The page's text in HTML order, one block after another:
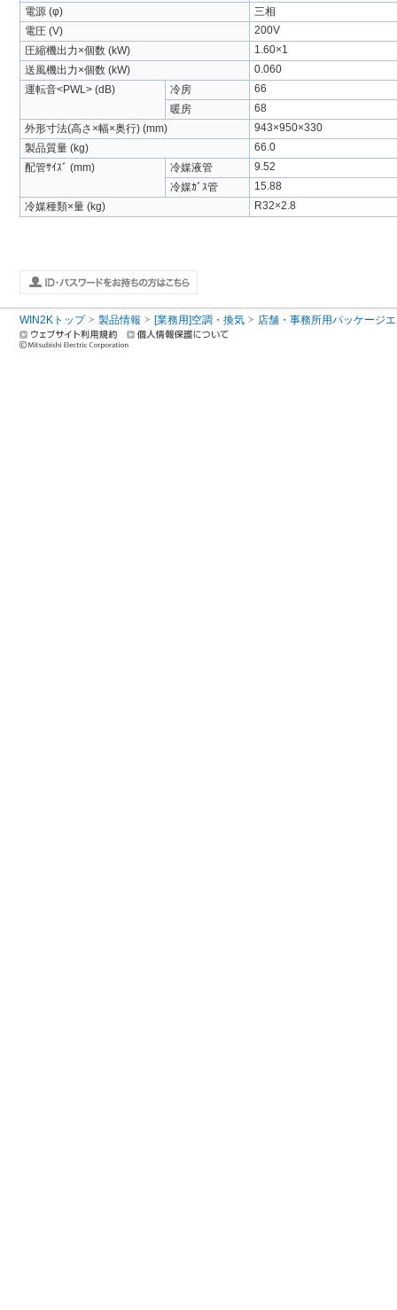
電源 (φ)
三相
電圧 (V)
200V
圧縮機出力×個数 (kW)
1.60×1
送風機出力×個数 (kW)
0.060
運転音<PWL> (dB)
冷房
66
暖房
68
外形寸法(高さ×幅×奥行) (mm)
943×950×330
製品質量 (kg)
66.0
配管ｻｲｽﾞ (mm)
冷媒液管
9.52
冷媒ｶﾞｽ管
15.88
冷媒種類×量 (kg)
R32×2.8
WIN2Kトップ 製品情報 [業務用]空調・換気 店舗・事務所用パッケージ